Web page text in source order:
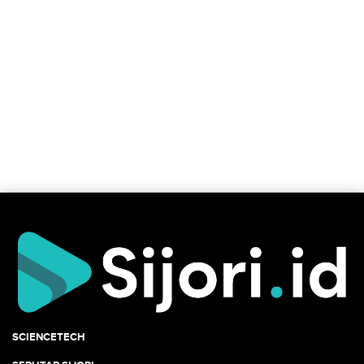
SCIENCETECH